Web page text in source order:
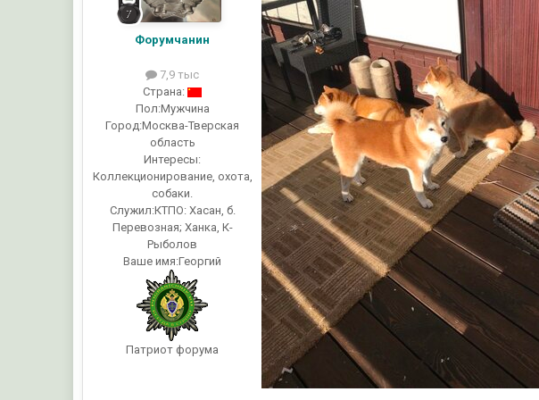
Форумчанин
7,9 тыс
Страна:
Пол:Мужчина
Город:Москва-Тверская
область
Интересы:
Коллекционирование, охота,
собаки.
Служил:КТПО: Хасан, б.
Перевозная; Ханка, К-
Рыболов
Ваше имя:Георгий
Патриот форума